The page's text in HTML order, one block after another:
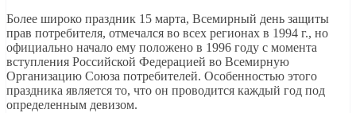
Более широко праздник 15 марта, Всемирный день защиты
прав потребителя, отмечался во всех регионах в 1994 г., но
официально начало ему положено в 1996 году с момента
вступления Российской Федерацией во Всемирную
Организацию Союза потребителей. Особенностью этого
праздника является то, что он проводится каждый год под
определенным девизом.